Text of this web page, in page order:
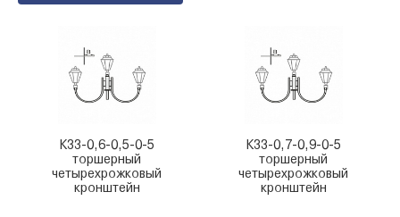
К33-0,6-0,5-0-5
торшерный
четырехрожковый
кронштейн
К33-0,7-0,9-0-5
торшерный
четырехрожковый
кронштейн